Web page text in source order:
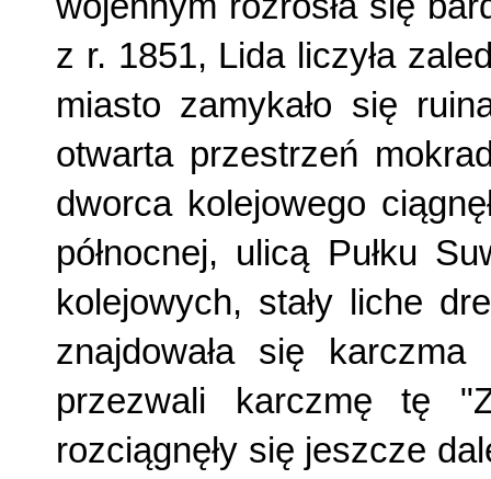
z r. 1851, Lida liczyła
miasto zamykało się
otwarta prze­strzeń
dworca kolejowego
północnej, ulicą Pułku
kolejowych, stały liche
znajdowała się
przezwali karczmę tę
rozciągnęły się jeszcze